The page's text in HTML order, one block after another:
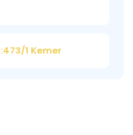
1 Kemer